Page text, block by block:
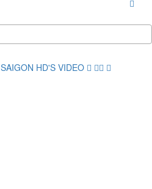
SAIGON HD'S VIDEO